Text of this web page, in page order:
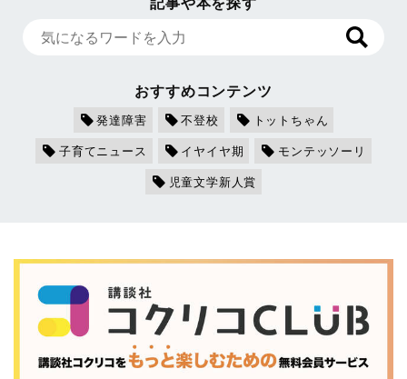
おすすめコンテンツ
発達障害 不登校
トットちゃん
子育てニュース
イヤイヤ期
モンテッソーリ
児童文学新人賞